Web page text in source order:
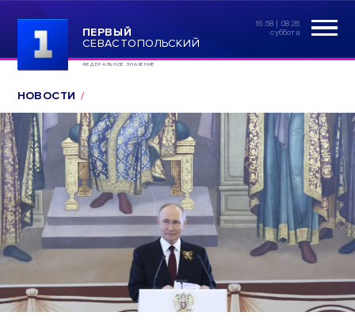
ПЕРВЫЙ
СЕВАСТОПОЛЬСКИЙ
ФЕДЕРАЛЬНОЕ ЗНАЧЕНИЕ
16:58 | 08.26
суббота
НОВОСТИ